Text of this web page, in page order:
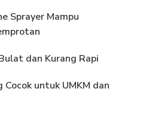
Sprayer Mampu
dan Kurang Rapi
Cocok untuk UMKM dan